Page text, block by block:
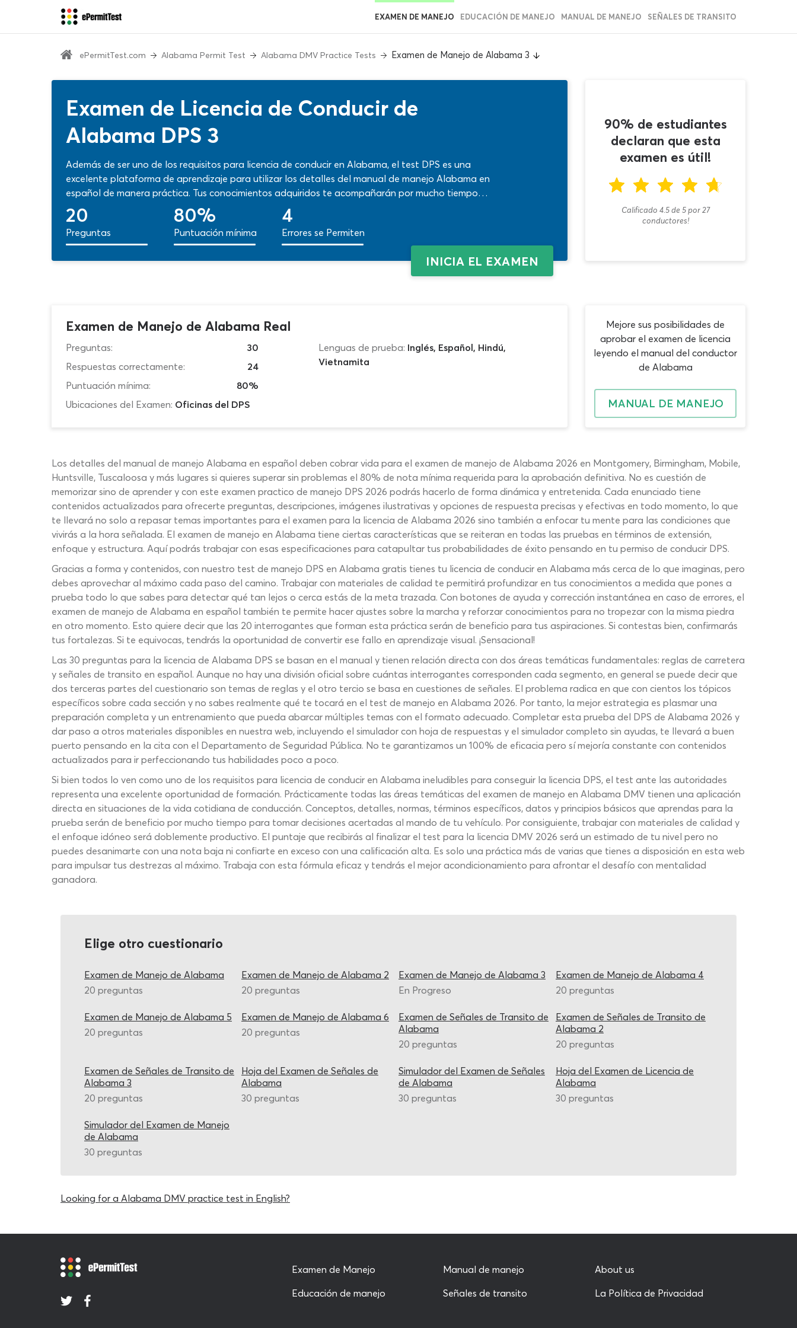
EXAMEN DE MANEJO EDUCACIÓN DE MANEJO MANUAL DE MANEJO SEÑALES DE TRANSITO
ePermitTest.com Alabama Permit Test Alabama DMV Practice Tests Examen de Manejo de Alabama 3
Examen de Licencia de Conducir de
Alabama DPS 3
Además de ser uno de los requisitos para licencia de conducir en Alabama, el test DPS es una
excelente plataforma de aprendizaje para utilizar los detalles del manual de manejo Alabama en
español de manera práctica. Tus conocimientos adquiridos te acompañarán por mucho tiempo
después de conseguir tu licencia de conducir en Alabama para tomar decisiones en los caminos.
Trabaja con nuestro cuestionario sin costo y podrás impulsar tus destrezas en pocos minutos.
20
Preguntas
80%
Puntuación mínima
4
Errores se Permiten
INICIA EL EXAMEN
90% de estudiantes
declaran que esta
examen es útil!
Calificado 4.5de5por27
conductores!
Examen de Manejo de Alabama Real
Preguntas:
30
Respuestas correctamente:
24
Puntuación mínima:
80%
Ubicaciones del Examen: Oficinas del DPS
Lenguas de prueba: Inglés, Español, Hindú,
Vietnamita
Mejore sus posibilidades de
aprobar el examen de licencia
leyendo el manual del conductor
de Alabama
MANUAL DE MANEJO
Los detalles del manual de manejo Alabama en español deben cobrar vida para el examen de manejo de Alabama 2026 en Montgomery, Birmingham, Mobile,
Huntsville, Tuscaloosa y más lugares si quieres superar sin problemas el 80% de nota mínima requerida para la aprobación definitiva. No es cuestión de
memorizar sino de aprender y con este examen practico de manejo DPS 2026 podrás hacerlo de forma dinámica y entretenida. Cada enunciado tiene
contenidos actualizados para ofrecerte preguntas, descripciones, imágenes ilustrativas y opciones de respuesta precisas y efectivas en todo momento, lo que
te llevará no solo a repasar temas importantes para el examen para la licencia de Alabama 2026 sino también a enfocar tu mente para las condiciones que
vivirás a la hora señalada. El examen de manejo en Alabama tiene ciertas características que se reiteran en todas las pruebas en términos de extensión,
enfoque y estructura. Aquí podrás trabajar con esas especificaciones para catapultar tus probabilidades de éxito pensando en tu permiso de conducir DPS.
Gracias a forma y contenidos, con nuestro test de manejo DPS en Alabama gratis tienes tu licencia de conducir en Alabama más cerca de lo que imaginas, pero
debes aprovechar al máximo cada paso del camino. Trabajar con materiales de calidad te permitirá profundizar en tus conocimientos a medida que pones a
prueba todo lo que sabes para detectar qué tan lejos o cerca estás de la meta trazada. Con botones de ayuda y corrección instantánea en caso de errores, el
examen de manejo de Alabama en español también te permite hacer ajustes sobre la marcha y reforzar conocimientos para no tropezar con la misma piedra
en otro momento. Esto quiere decir que las 20 interrogantes que forman esta práctica serán de beneficio para tus aspiraciones. Si contestas bien, confirmarás
tus fortalezas. Si te equivocas, tendrás la oportunidad de convertir ese fallo en aprendizaje visual. ¡Sensacional!
Las 30 preguntas para la licencia de Alabama DPS se basan en el manual y tienen relación directa con dos áreas temáticas fundamentales: reglas de carretera
y señales de transito en español. Aunque no hay una división oficial sobre cuántas interrogantes corresponden cada segmento, en general se puede decir que
dos terceras partes del cuestionario son temas de reglas y el otro tercio se basa en cuestiones de señales. El problema radica en que con cientos los tópicos
específicos sobre cada sección y no sabes realmente qué te tocará en el test de manejo en Alabama 2026. Por tanto, la mejor estrategia es plasmar una
preparación completa y un entrenamiento que pueda abarcar múltiples temas con el formato adecuado. Completar esta prueba del DPS de Alabama 2026 y
dar paso a otros materiales disponibles en nuestra web, incluyendo el simulador con hoja de respuestas y el simulador completo sin ayudas, te llevará a buen
puerto pensando en la cita con el Departamento de Seguridad Pública. No te garantizamos un 100% de eficacia pero sí mejoría constante con contenidos
actualizados para ir perfeccionando tus habilidades poco a poco.
Si bien todos lo ven como uno de los requisitos para licencia de conducir en Alabama ineludibles para conseguir la licencia DPS, el test ante las autoridades
representa una excelente oportunidad de formación. Prácticamente todas las áreas temáticas del examen de manejo en Alabama DMV tienen una aplicación
directa en situaciones de la vida cotidiana de conducción. Conceptos, detalles, normas, términos específicos, datos y principios básicos que aprendas para la
prueba serán de beneficio por mucho tiempo para tomar decisiones acertadas al mando de tu vehículo. Por consiguiente, trabajar con materiales de calidad y
el enfoque idóneo será doblemente productivo. El puntaje que recibirás al finalizar el test para la licencia DMV 2026 será un estimado de tu nivel pero no
puedes desanimarte con una nota baja ni confiarte en exceso con una calificación alta. Es solo una práctica más de varias que tienes a disposición en esta web
para impulsar tus destrezas al máximo. Trabaja con esta fórmula eficaz y tendrás el mejor acondicionamiento para afrontar el desafío con mentalidad
ganadora.
Elige otro cuestionario
Examen de Manejo de Alabama
20 preguntas
Examen de Manejo de Alabama 2
20 preguntas
Examen de Manejo de Alabama 3
En Progreso
Examen de Manejo de Alabama 4
20 preguntas
Examen de Manejo de Alabama 5
20 preguntas
Examen de Manejo de Alabama 6
20 preguntas
Examen de Señales de Transito de
Alabama
20 preguntas
Examen de Señales de Transito de
Alabama 2
20 preguntas
Examen de Señales de Transito de
Alabama 3
20 preguntas
Hoja del Examen de Señales de
Alabama
30 preguntas
Simulador del Examen de Señales
de Alabama
30 preguntas
Hoja del Examen de Licencia de
Alabama
30 preguntas
Simulador del Examen de Manejo
de Alabama
30 preguntas
Looking for a Alabama DMV practice test in English?
Examen de Manejo
Educación de manejo
Manual de manejo
Señales de transito
About us
La Política de Privacidad